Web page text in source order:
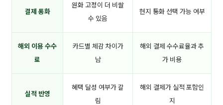
결제 통화
원화 고정이 더 비쌀
수 있음
현지 통화 선택 가능 여부
해외 이용 수수
료
카드별 체감 차이가
남
해외 결제 수수료율과 추
가 비용
실적 반영
혜택 달성 여부가 갈
림
해외 결제가 실적 포함인
지